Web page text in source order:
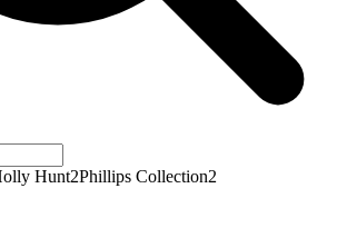
Hunt2Phillips Collection2